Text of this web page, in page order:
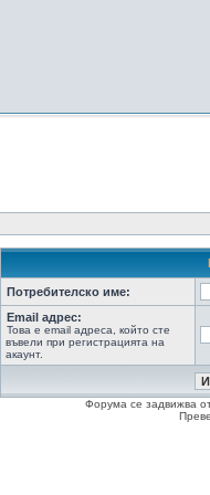
Потребителско име:
Email адрес:
Това е email адреса, който сте
въвели при регистрацията на
акаунт.
Форума се задвижва